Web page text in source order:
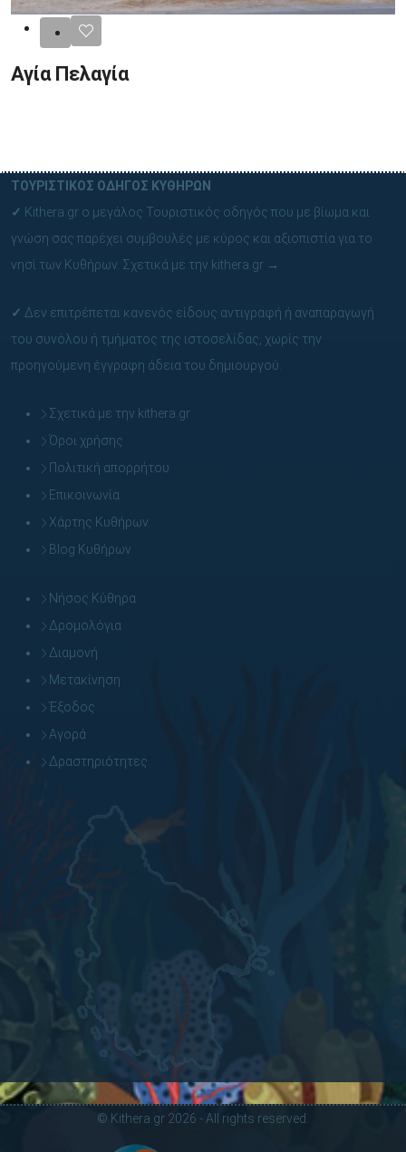
Αγία Πελαγία
ΤΟΥΡΙΣΤΙΚΟΣ ΟΔΗΓΟΣ ΚΥΘΗΡΩΝ
✓ Kithera.gr ο μεγάλος Τουριστικός οδηγός που με βίωμα και
γνώση σας παρέχει συμβουλές με κύρος και αξιοπιστία για το
νησί των Κυθήρων. Σχετικά με την kithera.gr →
✓ Δεν επιτρέπεται κανενός είδους αντιγραφή ή αναπαραγωγή
του συνόλου ή τμήματος της ιστοσελίδας, χωρίς την
προηγούμενη έγγραφη άδεια του δημιουργού.
Σχετικά με την kithera.gr
Όροι χρήσης
Πολιτική απορρήτου
Επικοινωνία
Χάρτης Κυθήρων
Blog Κυθήρων
Νήσος Κύθηρα
Δρομολόγια
Διαμονή
Μετακίνηση
Έξοδος
Αγορά
Δραστηριότητες
© Kithera.gr 2026 - All rights reserved.